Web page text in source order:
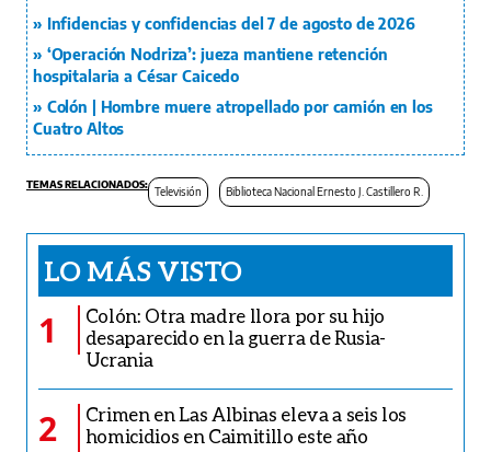
Infidencias y confidencias del 7 de agosto de 2026
‘Operación Nodriza’: jueza mantiene retención
hospitalaria a César Caicedo
Colón | Hombre muere atropellado por camión en los
Cuatro Altos
Televisión Biblioteca Nacional Ernesto J. Castillero R.
LO MÁS VISTO
1
Colón: Otra madre llora por su hijo
desaparecido en la guerra de Rusia-
Ucrania
2
Crimen en Las Albinas eleva a seis los
homicidios en Caimitillo este año